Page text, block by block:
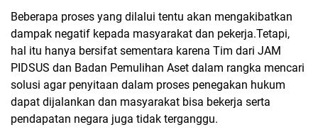
Beberapa proses yang dilalui tentu akan mengakibatkan
dampak negatif kepada masyarakat dan pekerja.Tetapi,
hal itu hanya bersifat sementara karena Tim dari JAM
PIDSUS dan Badan Pemulihan Aset dalam rangka mencari
solusi agar penyitaan dalam proses penegakan hukum
dapat dijalankan dan masyarakat bisa bekerja serta
pendapatan negara juga tidak terganggu.